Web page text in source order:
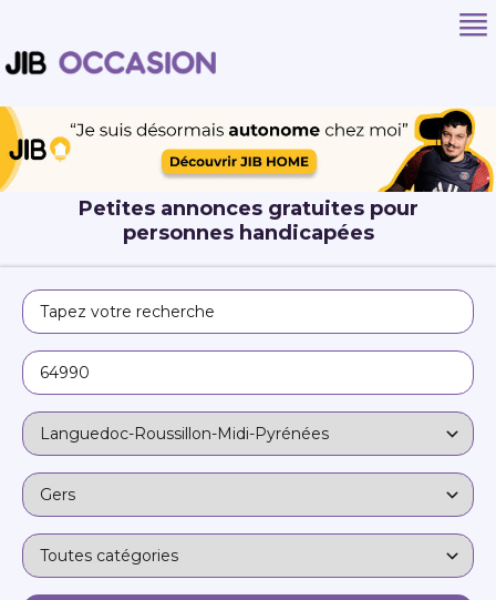
Petites annonces gratuites pour
personnes handicapées